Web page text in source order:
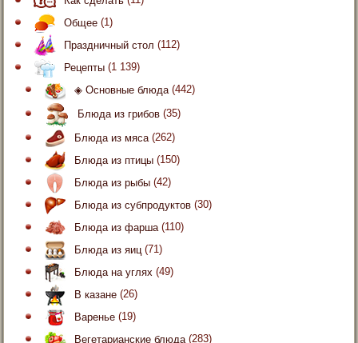
Общее (1)
Праздничный стол (112)
Рецепты (1 139)
◈ Основные блюда (442)
Блюда из грибов (35)
Блюда из мяса (262)
Блюда из птицы (150)
Блюда из рыбы (42)
Блюда из субпродуктов (30)
Блюда из фарша (110)
Блюда из яиц (71)
Блюда на углях (49)
В казане (26)
Варенье (19)
Вегетарианские блюда (283)